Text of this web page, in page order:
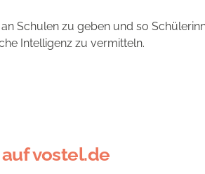
Schulen zu geben und so
Intelligenz zu vermitteln.
vostel.de